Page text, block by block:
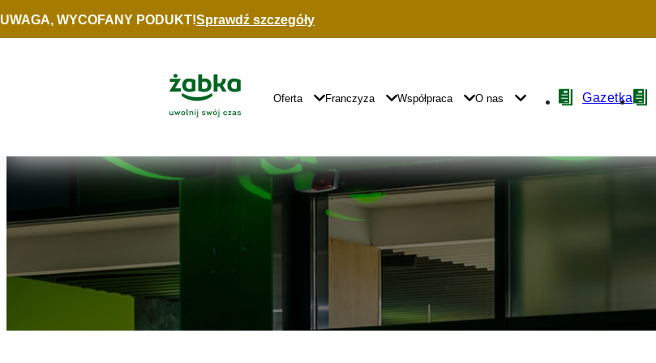
Idź do treści
UWAGA, WYCOFANY PODUKT!Sprawdź szczegóły
Główne
Logo
Główna
Nawigacja
Oferta Franczyza Współpraca O nas
NawigacjaGazetka